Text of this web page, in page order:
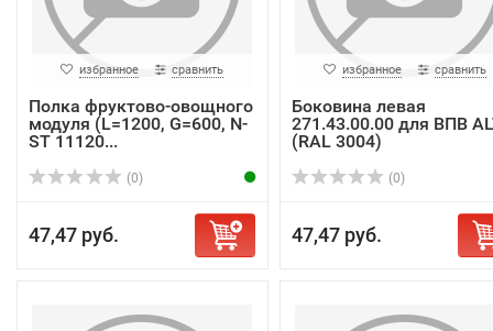
избранное сравнить
Полка фруктово-овощного
модуля (L=1200, G=600, N-
ST 11120...
(0)
47,47 руб.
избранное сравнить
Боковина левая
271.43.00.00 для ВПВ
(RAL 3004)
(0)
47,47 руб.